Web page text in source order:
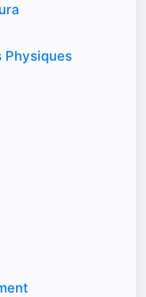
Physiques